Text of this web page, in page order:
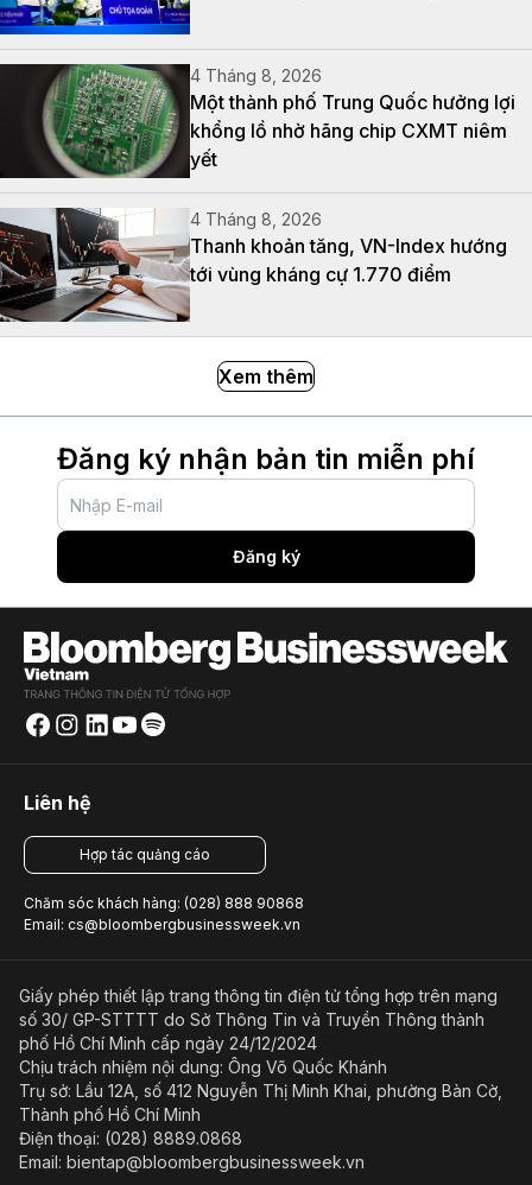
4 Tháng 8, 2026
Một thành phố Trung Quốc hưởng lợi
khổng lồ nhờ hãng chip CXMT niêm
yết
4 Tháng 8, 2026
Thanh khoản tăng, VN-Index hướng
tới vùng kháng cự 1.770 điểm
Xem thêm
Đăng ký nhận bản tin miễn phí
Đăng ký
Liên hệ
Hợp tác quảng cáo
Chăm sóc khách hàng: (028) 888 90868
Email: cs@bloombergbusinessweek.vn
Giấy phép thiết lập trang thông tin điện tử tổng hợp trên mạng
số 30/ GP-STTTT do Sở Thông Tin và Truyền Thông thành
phố Hồ Chí Minh cấp ngày 24/12/2024
Chịu trách nhiệm nội dung: Ông Võ Quốc Khánh
Trụ sở: Lầu 12A, số 412 Nguyễn Thị Minh Khai, phường Bàn Cờ,
Thành phố Hồ Chí Minh
Điện thoại: (028) 8889.0868
Email: bientap@bloombergbusinessweek.vn